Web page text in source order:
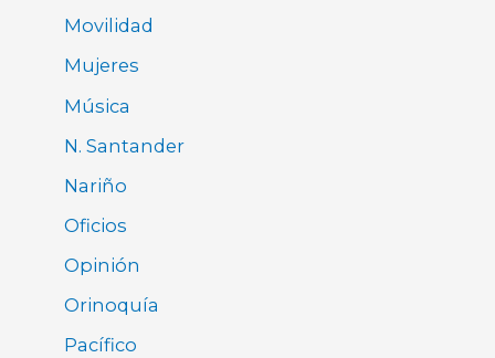
Movilidad
Mujeres
Música
N. Santander
Nariño
Oficios
Opinión
Orinoquía
Pacífico